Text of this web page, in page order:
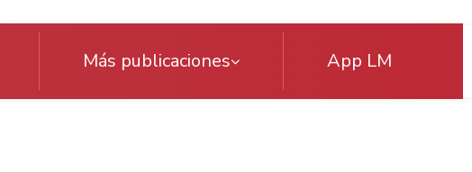
Más publicaciones App LM